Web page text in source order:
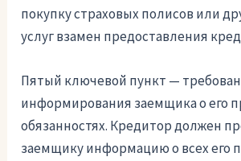
покупку страховых полисов или
услуг взамен предоставления
Пятый ключевой пункт —
информирования заемщика о его
обязанностях. Кредитор должен
заемщику информацию о всех его